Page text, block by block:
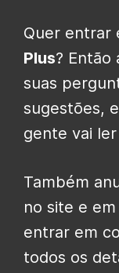
Quer entrar
Plus? Então
suas
sugestões,
gente vai
Também
no site e
entrar em
todos os